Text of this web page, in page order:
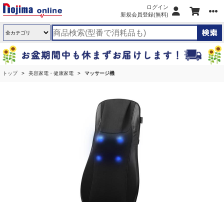
ログイン
新規会員登録(無料)
トップ 美容家電・健康家電 マッサージ機